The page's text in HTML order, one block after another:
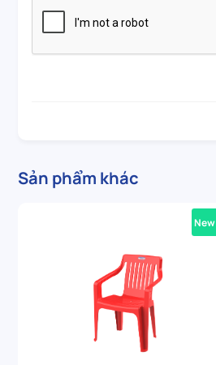
Sản phẩm khác
New